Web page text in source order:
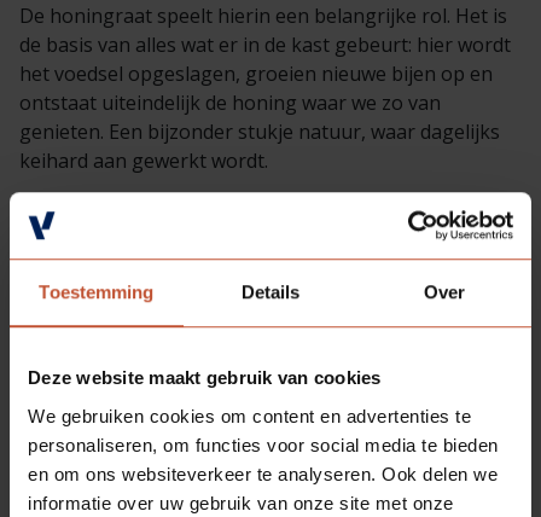
Toestemming Details Over
Deze website maakt gebruik van cookies
We gebruiken cookies om content en advertenties te
personaliseren, om functies voor social media te bieden
en om ons websiteverkeer te analyseren. Ook delen we
informatie over uw gebruik van onze site met onze
De honingraat speelt hierin een belangrijke rol. Het is
de basis van alles wat er in de kast gebeurt: hier wordt
het voedsel opgeslagen, groeien nieuwe bijen op en
ontstaat uiteindelijk de honing waar we zo van
genieten. Een bijzonder stukje natuur, waar dagelijks
keihard aan gewerkt wordt.
HONINGRAATVULLING
De honingraat speelt een belangrijke rol in de
geschiedenis van Berkvens. In 1950 bedenkt Piet
Berkvens een lichte vulling voor de binnendeur, de
honingraatvulling. Een uitvinding die inmiddels